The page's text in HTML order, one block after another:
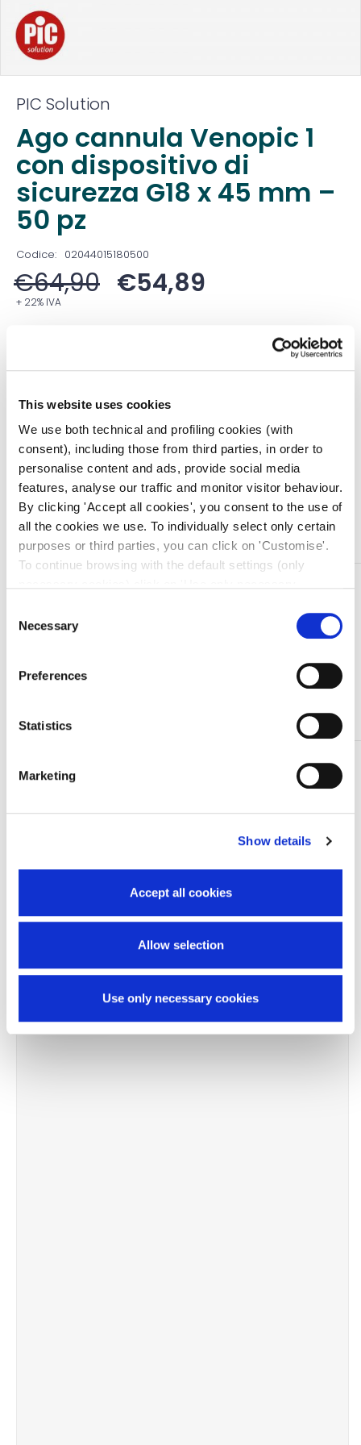
This website uses cookies
We use both technical and profiling cookies (with
consent), including those from third parties, in order to
personalise content and ads, provide social media
features, analyse our traffic and monitor visitor behaviour.
By clicking 'Accept all cookies', you consent to the use of
all the cookies we use. To individually select only certain
purposes or third parties, you can click on 'Customise'.
To continue browsing with the default settings (only
Policy. The cookie settings can be updated at any time
Selection
Necessary
Preferences
Statistics
Marketing
Show details
Accept all cookies
Allow selection
Use only necessary cookies
PIC Solution
Ago cannula Venopic 1
con dispositivo di
sicurezza G18 x 45 mm –
50 pz
Codice: 02044015180500
€64,90 €54,89
+ 22% IVA
Venduto in set da1 Confezione
Prezzo migliore nei 30 giorni precedenti:
Quantità
Aggiungi al carrello
atossico con sistema di sicurezza. G18 x 45 mm
Lunghezza: 45 mm
TI SERVONO INFORMAZIONI SU QUESTO
PRODOTTO?
Prodotti correlati
-15%